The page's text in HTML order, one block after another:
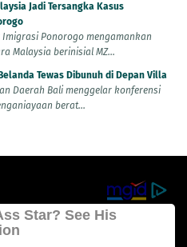
Jadi Tersangka Kasus
Imigrasi Ponorogo mengamankan
Malaysia berinisial MZ...
Tewas Dibunuh di Depan Villa
Daerah Bali menggelar konferensi
berat...